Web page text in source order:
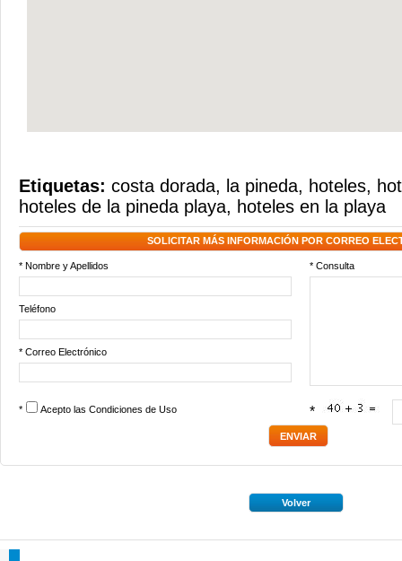
Etiquetas: costa dorada, la pineda, hoteles,
hoteles de la pineda playa, hoteles en la playa
SOLICITAR MÁS INFORMACIÓN POR CORREO
* Nombre y Apellidos * Consulta
Teléfono
* Correo Electrónico
* Acepto las Condiciones de Uso *
Volver